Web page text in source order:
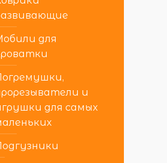
для
и
для самых